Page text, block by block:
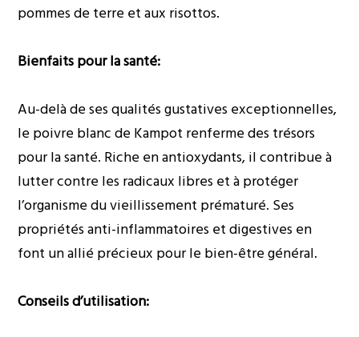
pommes de terre et aux risottos.
Bienfaits pour la santé:
Au-delà de ses qualités gustatives exceptionnelles,
le poivre blanc de Kampot renferme des trésors
pour la santé. Riche en antioxydants, il contribue à
lutter contre les radicaux libres et à protéger
l’organisme du vieillissement prématuré. Ses
propriétés anti-inflammatoires et digestives en
font un allié précieux pour le bien-être général.
Conseils d’utilisation: